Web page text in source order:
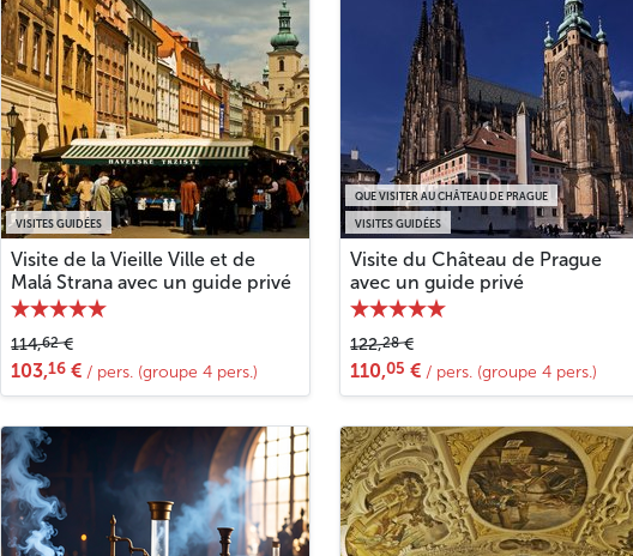
VISITES GUIDÉES
Visite de la Vieille Ville et de
Malá Strana avec un guide privé
114,62€
103,16 € / pers. (groupe 4 pers.)
VISITES GUIDÉES
QUE VISITER AU CHÂTEAU DE PRAGUE
Visite du Château de Prague
avec un guide privé
122,28€
110,05 € / pers. (groupe 4 pers.)